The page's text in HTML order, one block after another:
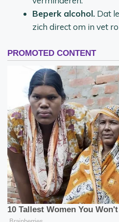
Beperk alcohol. Dat
zich direct om in vet